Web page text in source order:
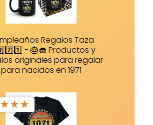
Regalos Taza
- 🎂🧁 Productos y
originales para regalar
para nacidos en 1971
★★★